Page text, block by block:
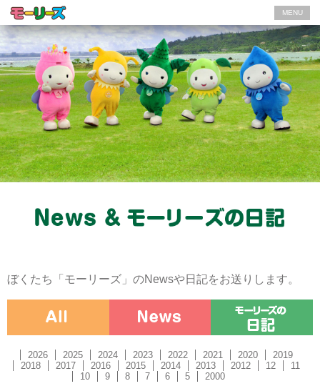
MENU
ぼくたち「モーリーズ」のNewsや日記をお送りします。
2026 2025 2024 2023 2022 2021 2020
2019
2018
2017 2016 2015 2014 2013 2012 12
11
10
9 8 7 6 5 2000